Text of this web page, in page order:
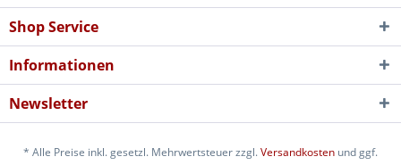
Shop Service
Informationen
Newsletter
* Alle Preise inkl. gesetzl. Mehrwertsteuer zzgl.Versandkosten und ggf.